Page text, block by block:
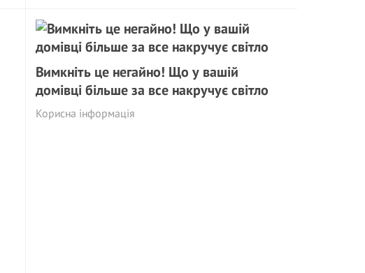
Вимкніть це негайно! Що у вашій
домівці більше за все накручує світло
Корисна інформація